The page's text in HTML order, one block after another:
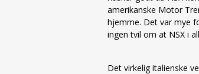
amerikanske Motor
hjemme. Det var mye
ingen tvil om at NSX i
Det virkelig italienske